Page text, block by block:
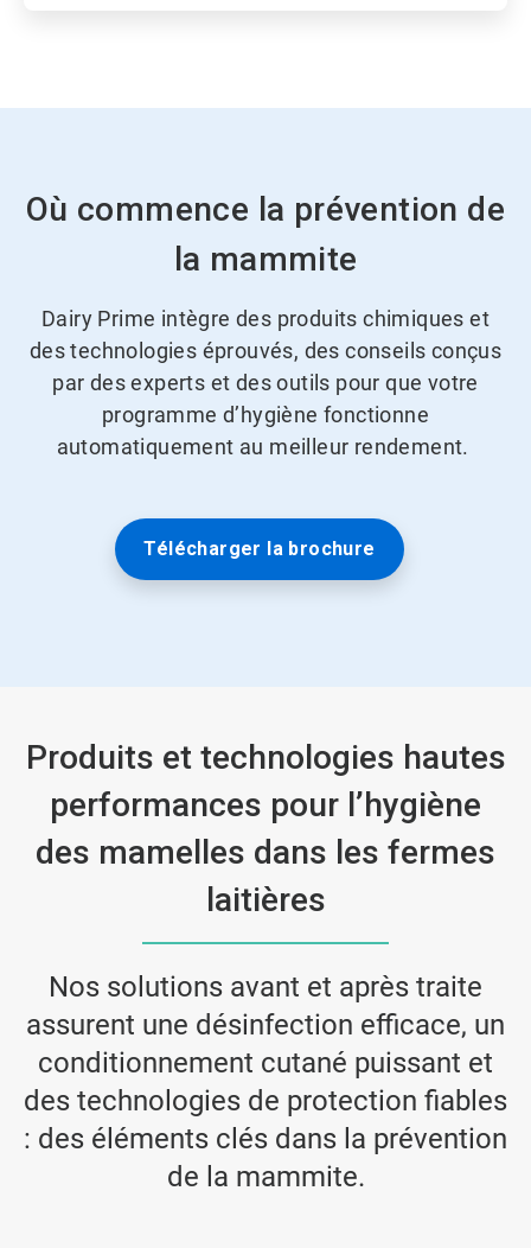
Où commence la prévention de
la mammite
Dairy Prime intègre des produits chimiques et
des technologies éprouvés, des conseils conçus
par des experts et des outils pour que votre
programme d’hygiène fonctionne
automatiquement au meilleur rendement.
Télécharger la brochure
Produits et technologies hautes
performances pour l’hygiène
des mamelles dans les fermes
laitières
Nos solutions avant et après traite
assurent une désinfection efficace, un
conditionnement cutané puissant et
des technologies de protection fiables
: des éléments clés dans la prévention
de la mammite.